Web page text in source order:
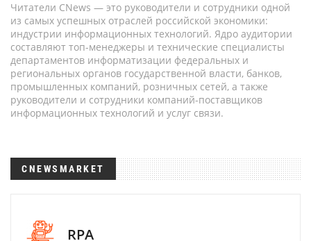
Читатели CNews — это руководители и сотрудники одной
из самых успешных отраслей российской экономики:
индустрии информационных технологий. Ядро аудитории
составляют топ-менеджеры и технические специалисты
департаментов информатизации федеральных и
региональных органов государственной власти, банков,
промышленных компаний, розничных сетей, а также
руководители и сотрудники компаний-поставщиков
информационных технологий и услуг связи.
CNEWSMARKET
RPA